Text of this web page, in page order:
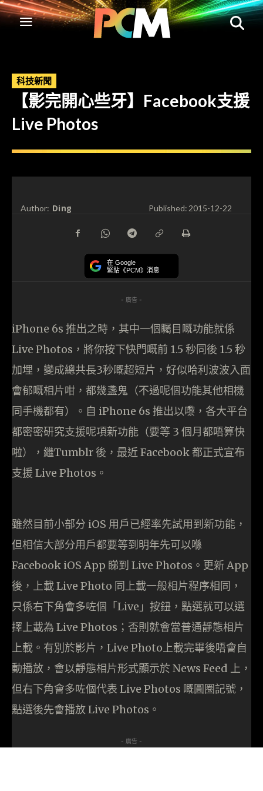
科技新聞
【影完開心些牙】Facebook支援
Live Photos
Author: Ding Published:2015-12-22
在 Google
緊貼《PCM》消息
- 廣告 -
iPhone 6s 推出之時，其中一個矚目嘅功能就係
Live Photos，將你按下快門嘅前 1.5 秒同後 1.5 秒
加埋，變成總共長3秒嘅超短片，好似哈利波波入面
會郁嘅相片咁，都幾盞鬼（不過呢個功能其他相機
同手機都有）。自 iPhone 6s 推出以嚟，各大平台
都密密研究支援呢項新功能（要等 3 個月都唔算快
啦），繼Tumblr 後，最近 Facebook 都正式宣布
支援 Live Photos。
雖然目前小部分 iOS 用戶已經率先試用到新功能，
但相信大部分用戶都要等到明年先可以喺
Facebook iOS App 睇到 Live Photos。更新 App
後，上載 Live Photo 同上載一般相片程序相同，
只係右下角會多咗個「Live」按鈕，點選就可以選
擇上載為 Live Photos；否則就會當普通靜態相片
上載。有別於影片，Live Photo上載完畢後唔會自
動播放，會以靜態相片形式顯示於 News Feed 上，
但右下角會多咗個代表 Live Photos 嘅圓圈記號，
點選後先會播放 Live Photos。
- 廣告 -